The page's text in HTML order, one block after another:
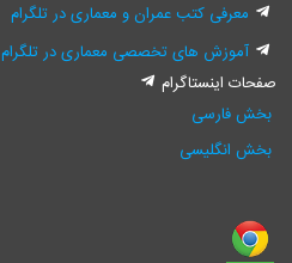
معرفی کتب عمران و معماری در تلگرام
آموزش های تخصصی معماری در تلگرام
صفحات اینستاگرام
بخش فارسی
بخش انگلیسی